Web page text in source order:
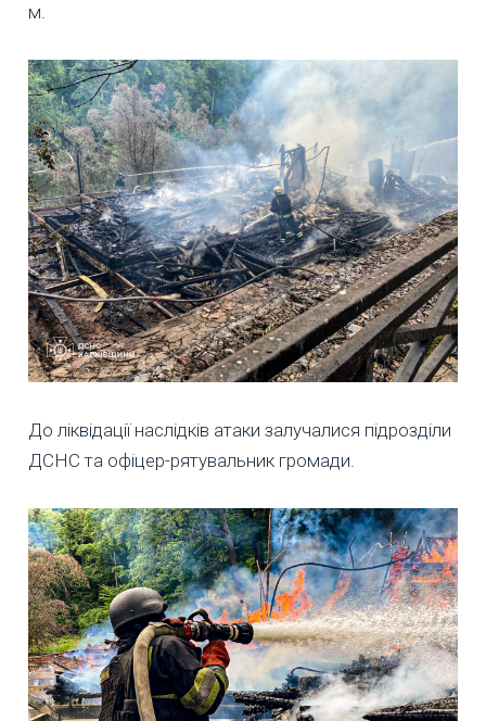
м.
До ліквідації наслідків атаки залучалися підрозділи
ДСНС та офіцер-рятувальник громади.